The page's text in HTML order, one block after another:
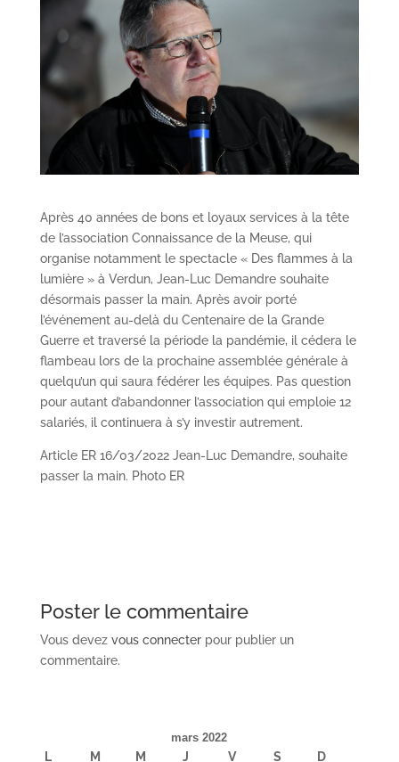
Après 40 années de bons et loyaux services à la tête
de l’association Connaissance de la Meuse, qui
organise notamment le spectacle « Des flammes à la
lumière » à Verdun, Jean-Luc Demandre souhaite
désormais passer la main. Après avoir porté
l’événement au-delà du Centenaire de la Grande
Guerre et traversé la période la pandémie, il cédera le
flambeau lors de la prochaine assemblée générale à
quelqu’un qui saura fédérer les équipes. Pas question
pour autant d’abandonner l’association qui emploie 12
salariés, il continuera à s’y investir autrement.
Article ER 16/03/2022 Jean-Luc Demandre, souhaite
passer la main. Photo ER
Poster le commentaire
Vous devez vous connecterpour publier un
commentaire.
mars 2022
L M M J V S D